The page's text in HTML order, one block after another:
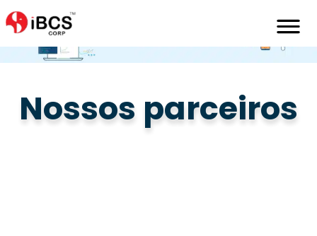
Nossos parceiros
Macjohnson